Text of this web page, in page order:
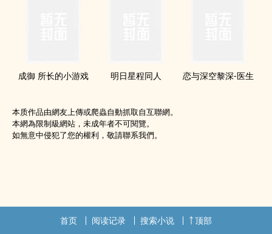
成御 所长的小游戏 明日星程‍同‌‎‌人‎‍ 恋与深空黎深-医生
本质作品由網友上傳或爬蟲自動抓取自互聯網。
本網為限制級網站，未成年者不可閱覽。
如無意中侵犯了您的權利，敬請聯系我們。
首页 阅读记录 搜索小说 顶部